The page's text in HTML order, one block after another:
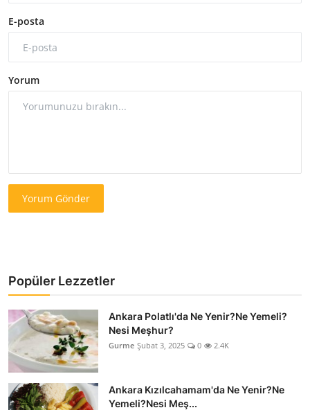
E-posta
Yorum
Yorum Gönder
Popüler Lezzetler
Ankara Polatlı'da Ne Yenir?Ne Yemeli?
Nesi Meşhur?
Gurme Şubat 3, 2025 0 2.4K
Ankara Kızılcahamam'da Ne Yenir?Ne
Yemeli?Nesi Meş...